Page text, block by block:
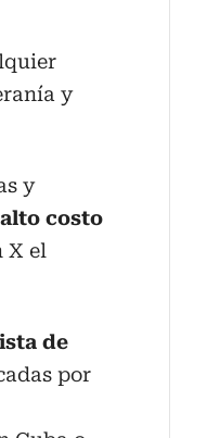
y
y
costo
X el
de
por